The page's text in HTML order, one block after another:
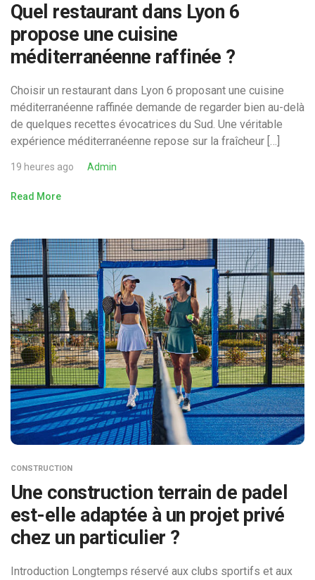
Quel restaurant dans Lyon 6
propose une cuisine
méditerranéenne raffinée ?
Choisir un restaurant dans Lyon 6 proposant une cuisine
méditerranéenne raffinée demande de regarder bien au-delà
de quelques recettes évocatrices du Sud. Une véritable
expérience méditerranéenne repose sur la fraîcheur […]
19 heures ago Admin
Read More
CONSTRUCTION
Une construction terrain de padel
est-elle adaptée à un projet privé
chez un particulier ?
Introduction Longtemps réservé aux clubs sportifs et aux